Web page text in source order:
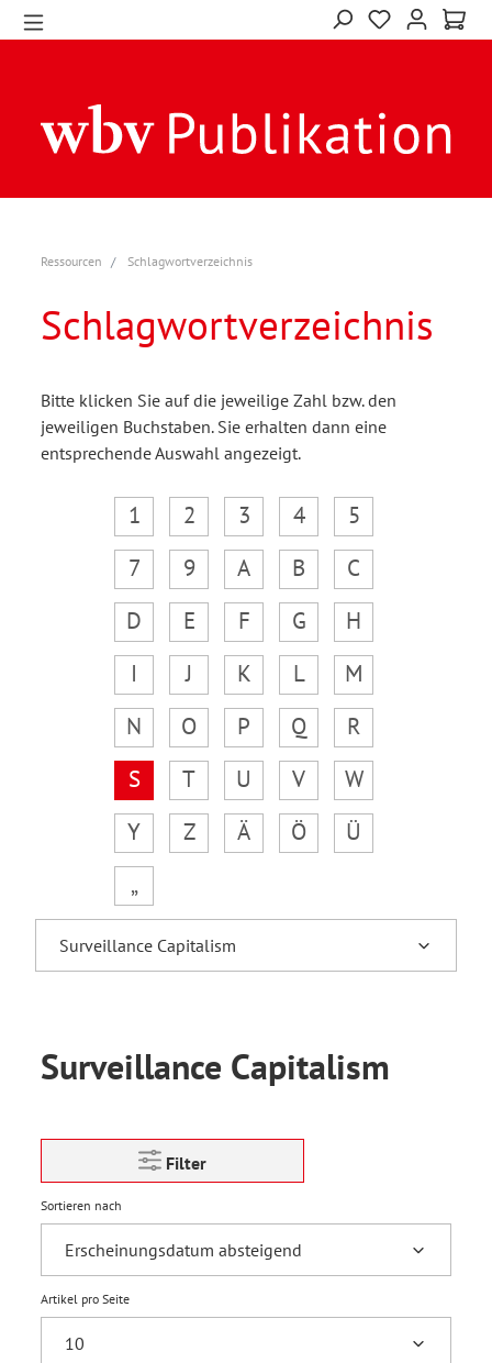
Ressourcen Schlagwortverzeichnis
Schlagwortverzeichnis
Bitte klicken Sie auf die jeweilige Zahl bzw. den
jeweiligen Buchstaben. Sie erhalten dann eine
entsprechende Auswahl angezeigt.
1 2 3 4
5
7
9 A B
C
D
E F G
H
I
J K L
M
N
O P Q
R
S
T U V
W
Y
Z Ä Ö
Ü
„
Surveillance Capitalism
Filter
Sortieren nach
Artikel pro Seite